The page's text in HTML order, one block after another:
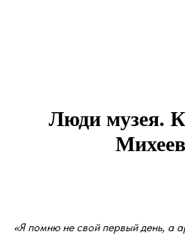
Люди музея.
«Я помню не свой первый день, а